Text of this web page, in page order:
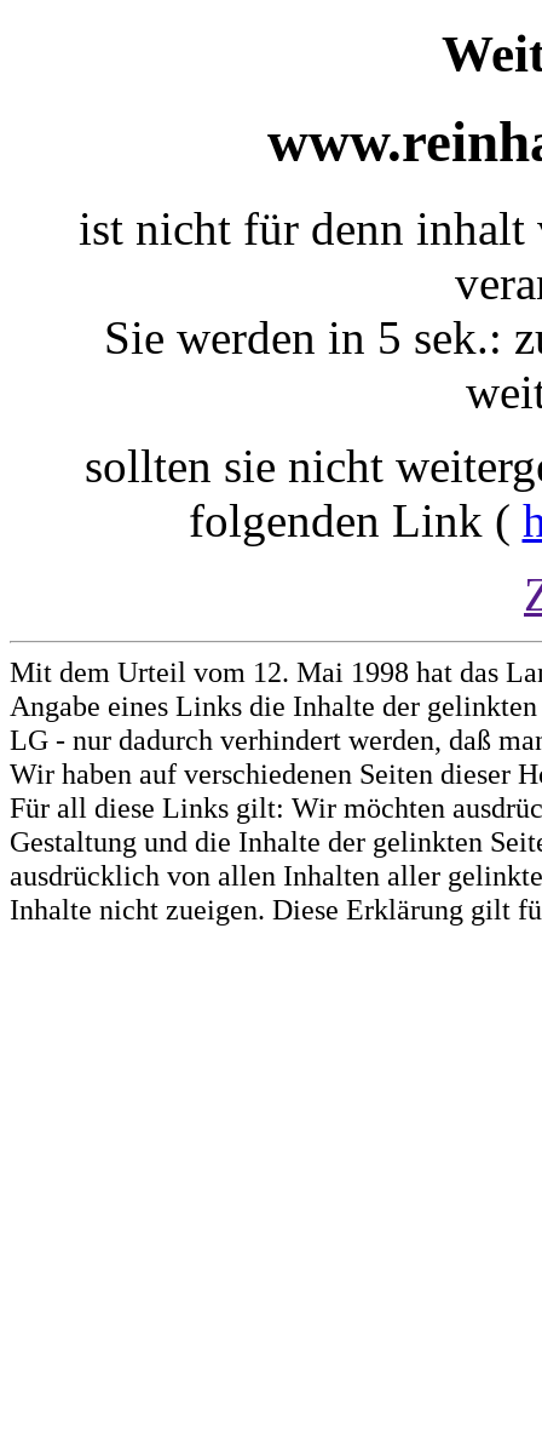
ist nicht für denn inhalt
Sie werden in 5 sek.:
sollten sie nicht
folgenden Link (
Mit dem Urteil vom 12. Mai 1998 hat das
Angabe eines Links die Inhalte der
LG - nur dadurch verhindert werden, daß
Wir haben auf verschiedenen Seiten dieser
Für all diese Links gilt: Wir möchten
Gestaltung und die Inhalte der gelinkten
ausdrücklich von allen Inhalten aller
Inhalte nicht zueigen. Diese Erklärung gilt